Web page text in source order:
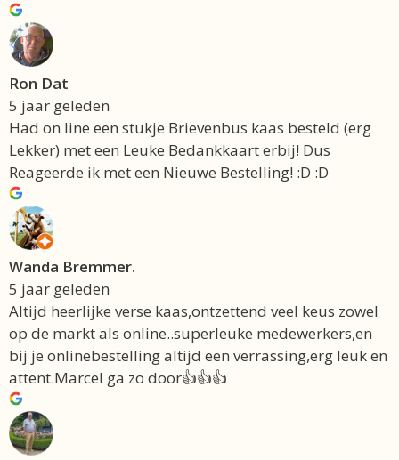
Ron Dat
5 jaar geleden
Had on line een stukje Brievenbus kaas besteld (erg
Lekker) met een Leuke Bedankkaart erbij! Dus
Reageerde ik met een Nieuwe Bestelling! :D :D
Wanda Bremmer.
5 jaar geleden
Altijd heerlijke verse kaas,ontzettend veel keus zowel
op de markt als online..superleuke medewerkers,en
bij je onlinebestelling altijd een verrassing,erg leuk en
attent.Marcel ga zo door👍👍👍